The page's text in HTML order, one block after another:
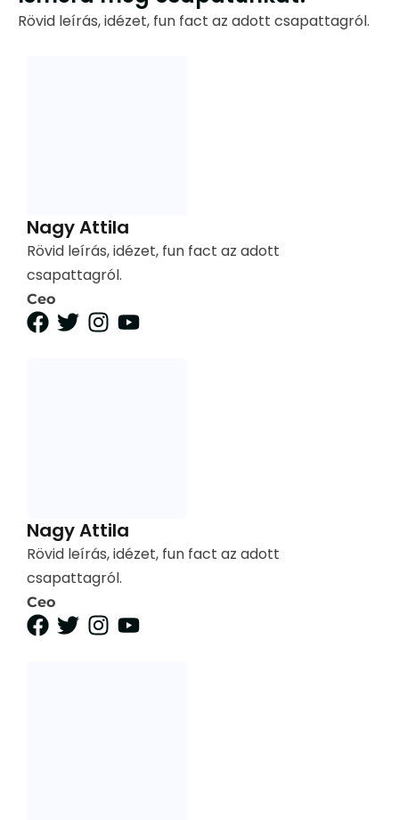
Rövid leírás, idézet, fun fact az adott csapattagról.
Nagy Attila
Rövid leírás, idézet, fun fact az adott
csapattagról.
Ceo
Nagy Attila
Rövid leírás, idézet, fun fact az adott
csapattagról.
Ceo